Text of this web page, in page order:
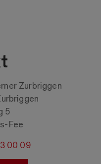
Zurbriggen
5
Fee
00 09